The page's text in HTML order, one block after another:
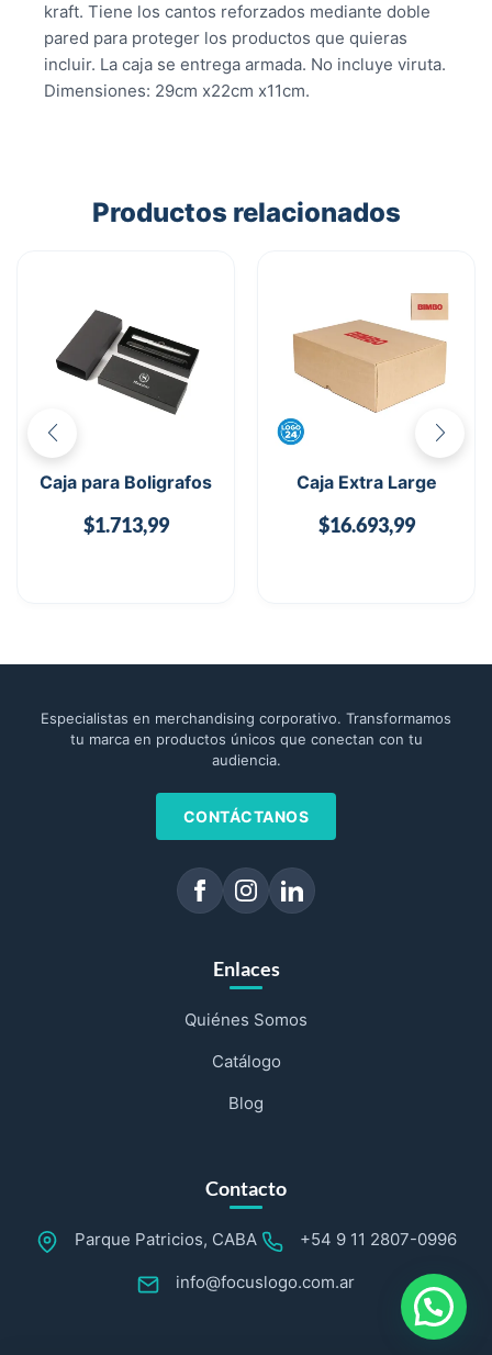
kraft. Tiene los cantos reforzados mediante doble
pared para proteger los productos que quieras
incluir. La caja se entrega armada. No incluye viruta.
Dimensiones: 29cm x22cm x11cm.
Productos relacionados
Caja para Boligrafos
$1.713,99
Caja Extra Large
$16.693,99
Especialistas en merchandising corporativo. Transformamos
tu marca en productos únicos que conectan con tu
audiencia.
CONTÁCTANOS
Enlaces
Quiénes Somos
Catálogo
Blog
Contacto
Parque Patricios, CABA +54 9 11 2807-0996
info@focuslogo.com.ar